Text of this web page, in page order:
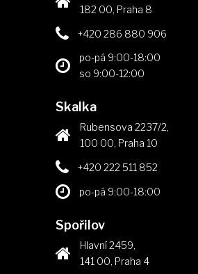
182 00, Praha 8
+420 286 880 906
po-pá 9:00-18:00
so 9:00-12:00
Skalka
Rubensova 2237/2,
100 00, Praha 10
+420 222 511 852
po-pá 9:00-18:00
Spořilov
Hlavní 2459,
141 00, Praha 4